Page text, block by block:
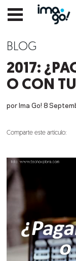
BLOG
2017:
O CON
por Ima Go!8
Comparte este artículo: